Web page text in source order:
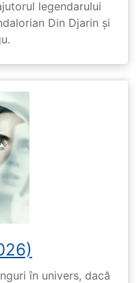
legendarului
Din Djarin și
în univers, dacă